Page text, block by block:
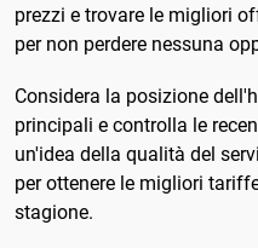
prezzi e trovare le migliori
per non perdere nessuna
Considera la posizione
principali e controlla le
un'idea della qualità del
per ottenere le migliori
stagione.